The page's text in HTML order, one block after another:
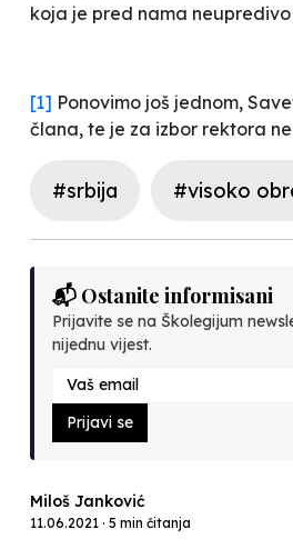
koja je pred nama
[1] Ponovimo još jednom,
člana, te je za izbor rektora
#srbija #visoko
📬 Ostanite informisani
Prijavite se na Školegijum
nijednu vijest.
Prijavi se
Miloš Janković
11.06.2021 · 5 min čitanja